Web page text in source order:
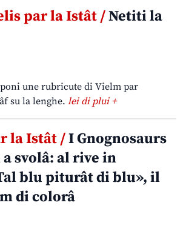
par la Istât /Netiti la
une rubricute di Vielm par
su la lenghe. lei di plui +
la Istât /I Gnognosaurs
svolâ: al rive in
blu piturât di blu», il
di colorâ